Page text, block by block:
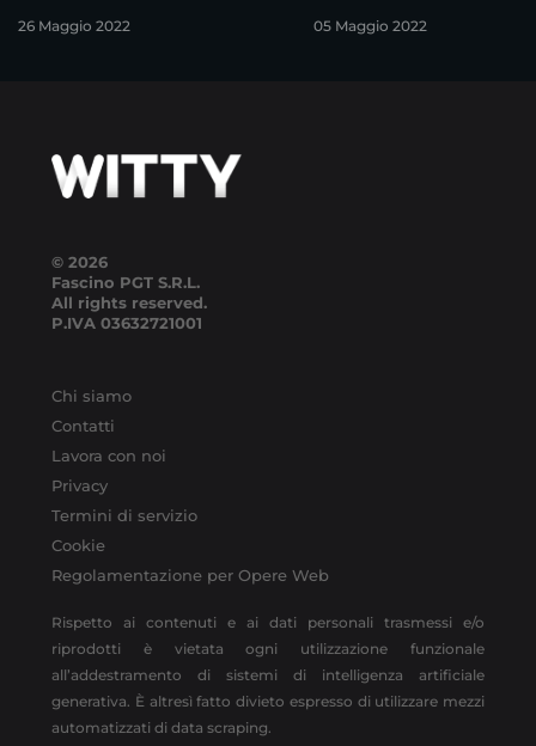
Falcone
26 Maggio 2022 05 Maggio 2022
© 2026
Fascino PGT S.R.L.
All rights reserved.
P.IVA 03632721001
Chi siamo
Contatti
Lavora con noi
Privacy
Termini di servizio
Cookie
Regolamentazione per Opere Web
Rispetto ai contenuti e ai dati personali trasmessi e/o
riprodotti è vietata ogni utilizzazione funzionale
all’addestramento di sistemi di intelligenza artificiale
generativa. È altresì fatto divieto espresso di utilizzare mezzi
automatizzati di data scraping.